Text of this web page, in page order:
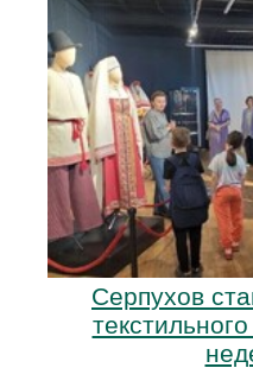
Серпухов